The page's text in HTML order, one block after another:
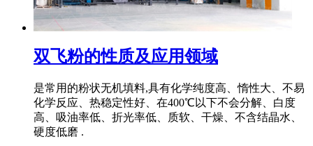
双飞粉的性质及应用领域
是常用的粉状无机填料,具有化学纯度高、惰性大、不易
化学反应、热稳定性好、在400℃以下不会分解、白度
高、吸油率低、折光率低、质软、干燥、不含结晶水、
硬度低磨 .